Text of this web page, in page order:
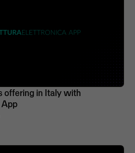
offering in Italy with